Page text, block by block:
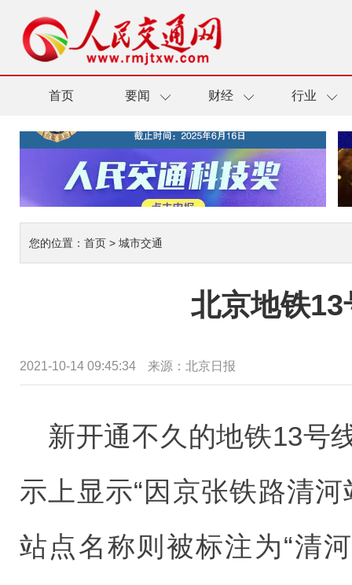
首页 要闻 财经 行业
您的位置： 首页 > 城市交通
北京地铁
2021-10-14 09:45:34 来源：北京日报
新开通不久的地铁13号
示上显示“因京张铁路清
站点名称则被标注为“清